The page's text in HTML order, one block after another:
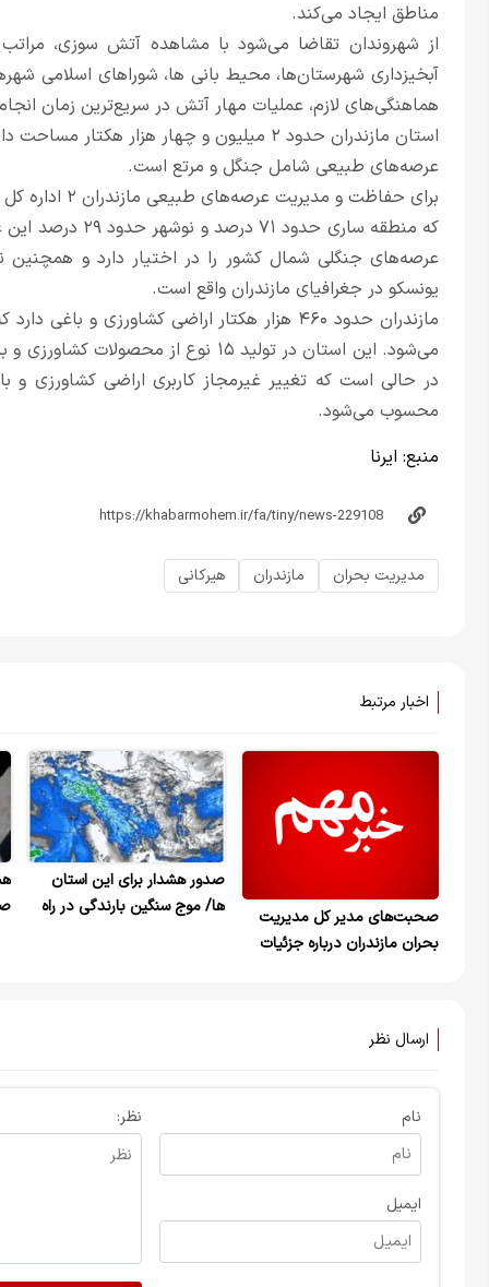
مناطق ایجاد می‌کند.
از شهروندان تقاضا می‌شود با مشاهده آتش سوزی،
آبخیزداری شهرستان‌ها، محیط بانی ها، شورا‌های اسلامی
هماهنگی‌های لازم، عملیات مهار آتش در سریع‌ترین زمان
عرصه‌های طبیعی شامل جنگل و مرتع است.
برای حفاظت و
عرصه‌های جنگلی شمال کشور را در اختیار دارد و
یونسکو در جغرافیای مازندران واقع است.
مازندران حدود ۴۶۰ هزار هکتار اراضی
می‌شود. این استان در تولید ۱۵ نوع از
در حالی است که تغییر غیرمجاز کاربری اراضی کشاورزی
محسوب می‌شود.
منبع: ایرنا
مدیریت بحران مازندران هیرکانی
اخبار مرتبط
صحبت‌های مدیر کل مدیریت
بحران مازندران درباره جزئیات
صدور هشدار برای این استان
ها/ موج سنگین بارندگی در راه
ارسال نظر
نام
ایمیل
نظر: